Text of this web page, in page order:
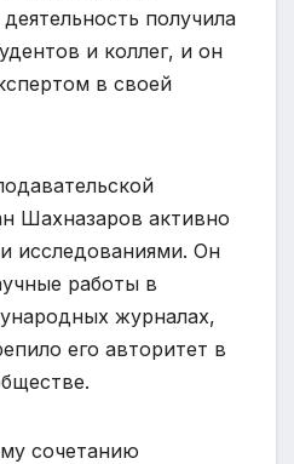
получила
и коллег, и он
в своей
Шахназаров активно
исследованиями. Он
работы в
журналах,
его авторитет в
сочетанию